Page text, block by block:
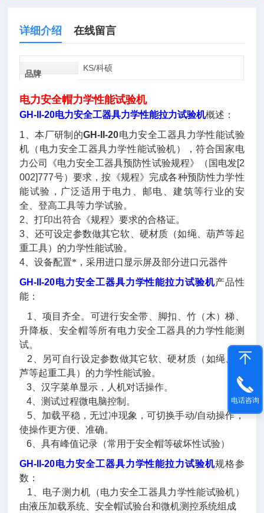
详细介绍 在线留言
品牌
KS/科硕
电力安全帽力学性能试验机
GH-II-20电力安全工器具力学性能拉力试验机概述：
1 、本厂研制的GH-II-20电力安全工器具力学性能试验
机（电力安全工器具力学性能试验机），符合国家电
力公司《电力安全工器具预防性试验规程》（国电发[2
002]777号）要求，按《规程》完成各种预防性力学性
能试验，广泛适用于电力、邮电、建筑等行业的安
全、登高工具等力学试验。
2 、打印出符合《规程》要求的合格证。
3 、还可设定参数做其它软、硬材质（如绳、葫芦等起
重工具）的力学性能试验。
4 、设备配置*，采用进口显示屏及部分进口元器件
GH-II-20电力安全工器具力学性能拉力试验机产品性
能：
1 、项目齐全。可进行安全带、脚扣、竹（木）梯、
升降板、安全帽等所有电力安全工器具的力学性能测
试。
2 、另可自行设定参数做其它软、硬材质（如绳、葫
芦等起重工具）的力学性能试验。
3 、汉字菜单显示，人机对话操作。
4 、测试过程微电脑控制。
5、加载平稳，无过冲现象，可切换手动/自动操作，
使操作更方便、准确。
6 、具有峰值记录（常用于安全帽等破坏性试验）
GH-II-20电力安全工器具力学性能拉力试验机规格参
数：
1 、电子测力机（电力安全工器具力学性能试验机）
由液压加载系统、安全帽试验台和微机测控系统组成
电话咨询